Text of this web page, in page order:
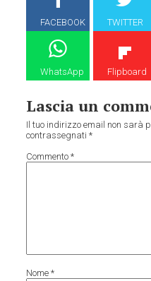
FACEBOOK TWITTER
WhatsApp Flipboard
Lascia un
Il tuo indirizzo email non sarà
contrassegnati*
Commento*
Nome*